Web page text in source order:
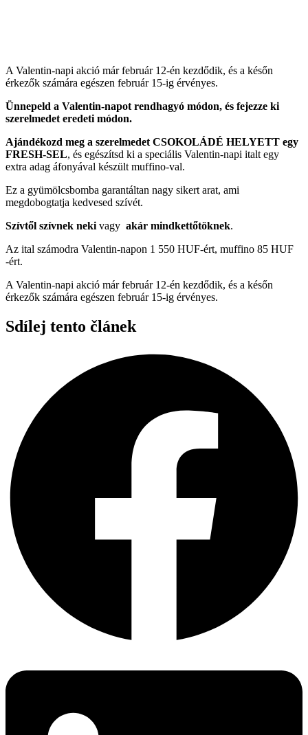
A Valentin-napi akció már február 12-én kezdődik, és a későn
érkezők számára egészen február 15-ig érvényes.
Ünnepeld a Valentin-napot rendhagyó módon, és fejezze ki
szerelmedet eredeti módon.
Ajándékozd meg a szerelmedet CSOKOLÁDÉ HELYETT egy
FRESH-SEL, és egészítsd ki a speciális Valentin-napi italt egy
extra adag áfonyával készült muffino-val.
Ez a gyümölcsbomba garantáltan nagy sikert arat, ami
megdobogtatja kedvesed szívét.
Szívtől szívnek neki vagy akár mindkettőtöknek.
Az ital számodra Valentin-napon 1 550 HUF-ért, muffino 85 HUF
-ért.
A Valentin-napi akció már február 12-én kezdődik, és a későn
érkezők számára egészen február 15-ig érvényes.
Sdílej tento článek